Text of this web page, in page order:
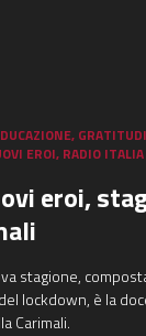
,
EROI, RADIO ITALIA
eroi,
stagione,
lockdown, è la
Carimali.